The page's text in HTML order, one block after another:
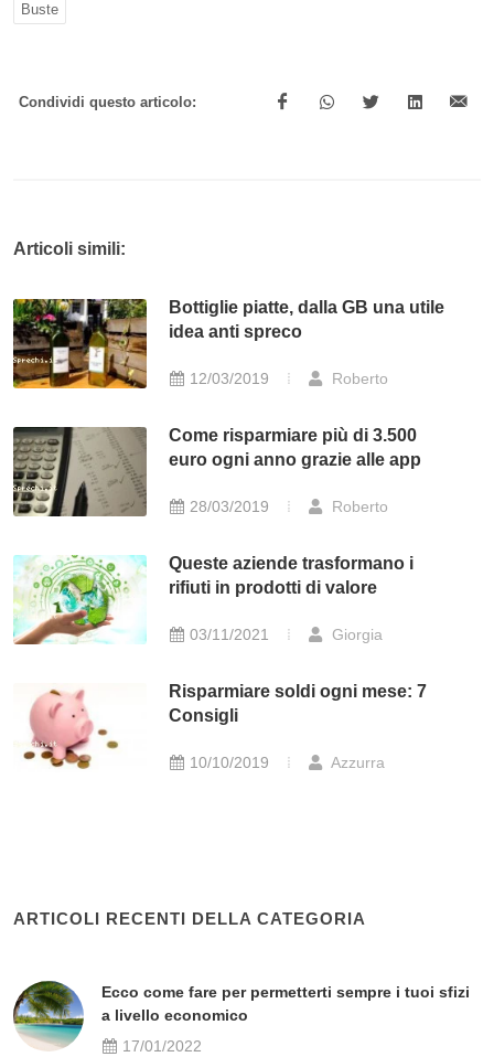
Buste
Condividi questo articolo:
Articoli simili:
Bottiglie piatte, dalla GB una utile
idea anti spreco
12/03/2019 Roberto
Come risparmiare più di 3.500
euro ogni anno grazie alle app
28/03/2019 Roberto
Queste aziende trasformano i
rifiuti in prodotti di valore
03/11/2021 Giorgia
Risparmiare soldi ogni mese: 7
Consigli
10/10/2019 Azzurra
ARTICOLI RECENTI DELLA CATEGORIA
Ecco come fare per permetterti sempre i tuoi sfizi
a livello economico
17/01/2022